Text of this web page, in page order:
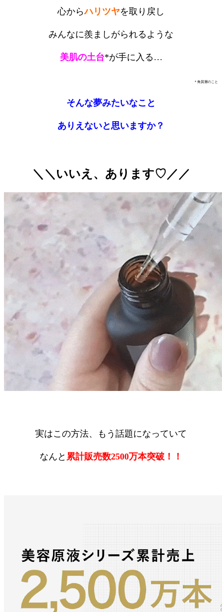
心からハリツヤを取り戻し
みんなに羨ましがられるような
美肌の土台*が手に入る…
＊角質層のこと
そんな夢みたいなこと
ありえないと思いますか？
＼＼いいえ、あります♡／／
実はこの方法、もう話題になっていて
なんと 累計販売数2500万本突破！！